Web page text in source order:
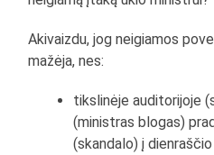
Akivaizdu, jog neigiamos
mažėja, nes:
tikslinėje auditorijoje
(ministras blogas)
(skandalo) į